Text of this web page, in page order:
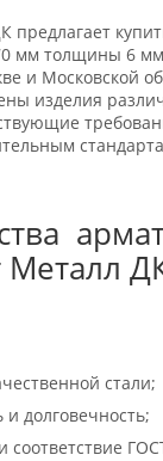
предлагает
мм толщины 6
и Московской
изделия
Металл
стали;
долговечность;
соответствие